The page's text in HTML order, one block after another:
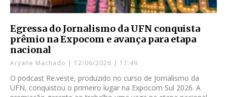
Egressa do Jornalismo da UFN conquista
prêmio na Expocom e avança para etapa
nacional
Aryane Machado 12/06/2026 17:49
O podcast Re.veste, produzido no curso de Jornalismo da
UFN, conquistou o primeiro lugar na Expocom Sul 2026. A